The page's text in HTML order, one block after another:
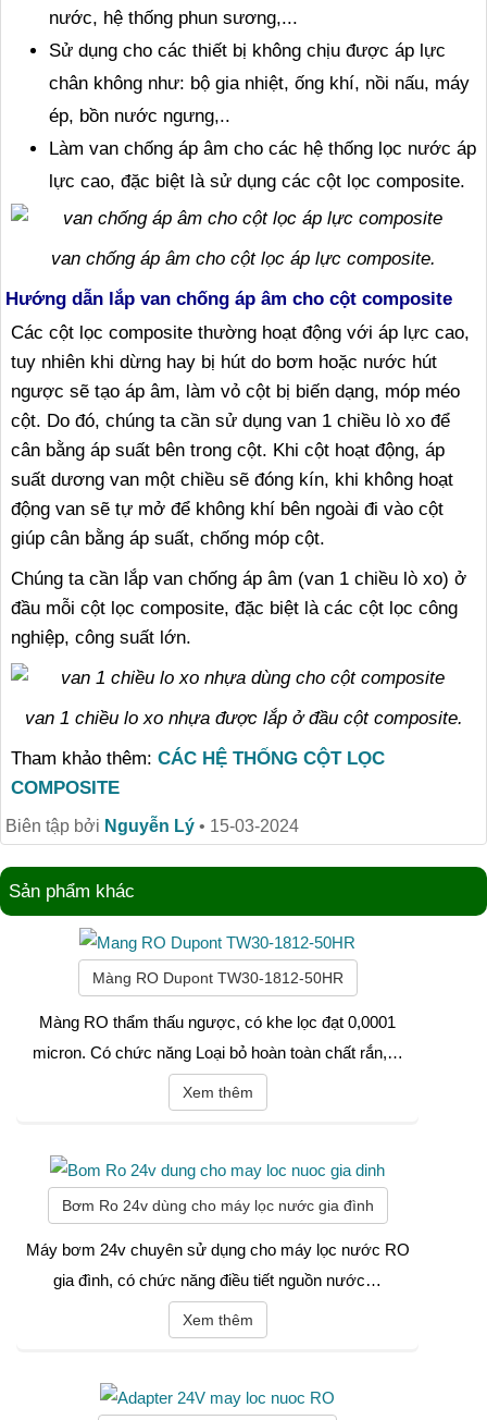
nước, hệ thống phun sương,...
Sử dụng cho các thiết bị không chịu được áp lực
chân không như: bộ gia nhiệt, ống khí, nồi nấu, máy
ép, bồn nước ngưng,..
Làm van chống áp âm cho các hệ thống lọc nước áp
lực cao, đặc biệt là sử dụng các cột lọc composite.
van chống áp âm cho cột lọc áp lực composite.
Hướng dẫn lắp van chống áp âm cho cột composite
Các cột lọc composite thường hoạt động với áp lực cao,
tuy nhiên khi dừng hay bị hút do bơm hoặc nước hút
ngược sẽ tạo áp âm, làm vỏ cột bị biến dạng, móp méo
cột. Do đó, chúng ta cần sử dụng van 1 chiều lò xo để
cân bằng áp suất bên trong cột. Khi cột hoạt động, áp
suất dương van một chiều sẽ đóng kín, khi không hoạt
động van sẽ tự mở để không khí bên ngoài đi vào cột
giúp cân bằng áp suất, chống móp cột.
Chúng ta cần lắp van chống áp âm (van 1 chiều lò xo) ở
đầu mỗi cột lọc composite, đặc biệt là các cột lọc công
nghiệp, công suất lớn.
van 1 chiều lo xo nhựa được lắp ở đầu cột composite.
Tham khảo thêm: CÁC HỆ THỐNG CỘT LỌC
COMPOSITE
Biên tập bởi Nguyễn Lý • 15-03-2024
Sản phẩm khác
Màng RO Dupont TW30-1812-50HR
Màng RO thẩm thấu ngược, có khe lọc đạt 0,0001
micron. Có chức năng Loại bỏ hoàn toàn chất rắn,…
Xem thêm
Bơm Ro 24v dùng cho máy lọc nước gia đình
Máy bơm 24v chuyên sử dụng cho máy lọc nước RO
gia đình, có chức năng điều tiết nguồn nước…
Xem thêm